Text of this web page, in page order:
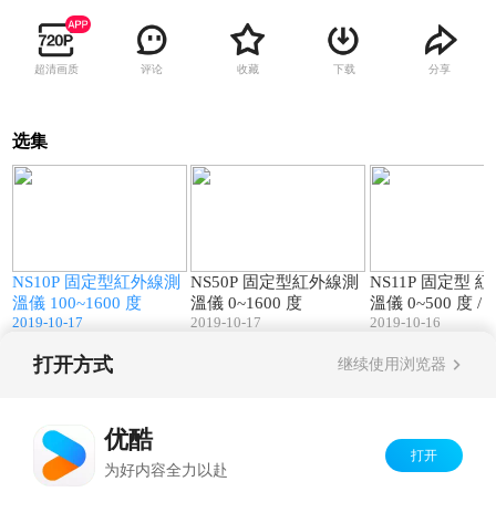
超清画质 评论 收藏 下载 分享
选集
NS10P 固定型紅外線測
溫儀 100~1600 度
2019-10-17
NS50P 固定型紅外線測
溫儀 0~1600 度
2019-10-17
NS11P 固定型
溫儀 0~500 度 /
瞄準
2019-10-16
打开方式 继续使用浏览器
优酷
为好内容全力以赴
打开